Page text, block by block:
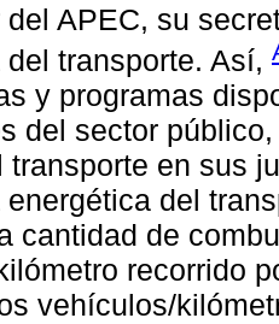
APEC, su
transporte. Así,
y programas
del sector
transporte en sus
del
cantidad de
recorrido
vehículos/